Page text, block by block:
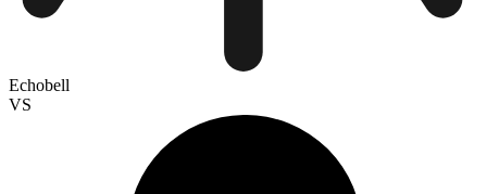
Echobell
VS